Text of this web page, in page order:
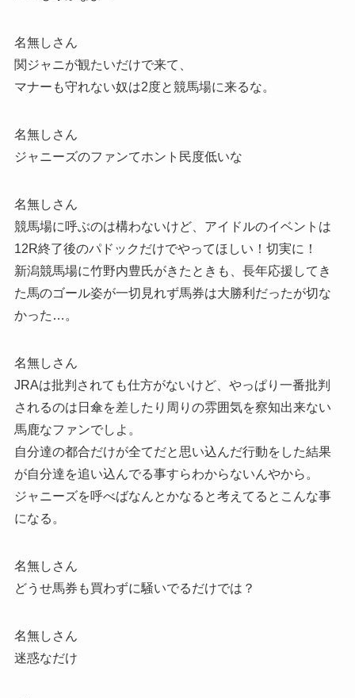
名無しさん
関ジャニが観たいだけで来て、
マナーも守れない奴は2度と競馬場に来るな。
名無しさん
ジャニーズのファンてホント民度低いな
名無しさん
競馬場に呼ぶのは構わないけど、アイドルのイベントは
12R終了後のパドックだけでやってほしい！切実に！
新潟競馬場に竹野内豊氏がきたときも、長年応援してき
た馬のゴール姿が一切見れず馬券は大勝利だったが切な
かった…。
名無しさん
JRAは批判されても仕方がないけど、やっぱり一番批判
されるのは日傘を差したり周りの雰囲気を察知出来ない
馬鹿なファンでしよ。
自分達の都合だけが全てだと思い込んだ行動をした結果
が自分達を追い込んでる事すらわからないんやから。
ジャニーズを呼べばなんとかなると考えてるとこんな事
になる。
名無しさん
どうせ馬券も買わずに騒いでるだけでは？
名無しさん
迷惑なだけ